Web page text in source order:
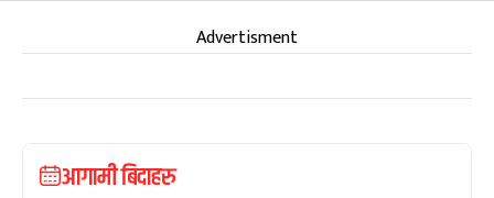
Advertisment
आगामी बिदाहरु